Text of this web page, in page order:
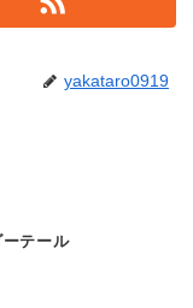
yakataro0919
ーテール